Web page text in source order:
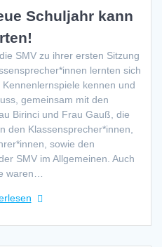
Schuljahr kann
SMV zu ihrer ersten Sitzung
lernten sich
kennen und
gemeinsam mit den
Birinci und Frau Gauß, die
den Klassensprecher*innen,
sowie den
SMV im Allgemeinen. Auch
waren…